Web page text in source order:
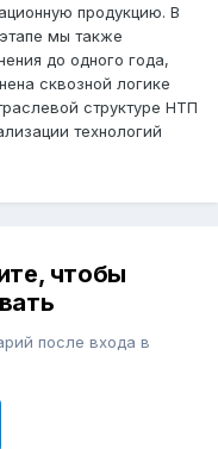
продукцию. В
мы также
до одного года,
сквозной логике
структуре НТП
технологий
чтобы
после входа в